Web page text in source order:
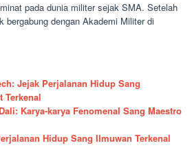
pada dunia militer sejak SMA. Setelah
bergabung dengan Akademi Militer di
Jejak Perjalanan Hidup Sang
Terkenal
Karya-karya Fenomenal Sang Maestro
Hidup Sang Ilmuwan Terkenal